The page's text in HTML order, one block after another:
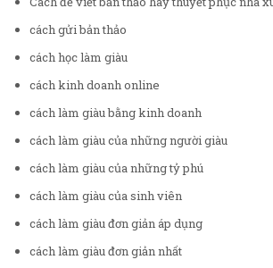
cách gửi bản thảo
cách học làm giàu
cách kinh doanh online
cách làm giàu bằng kinh doanh
cách làm giàu của những người giàu
cách làm giàu của những tỷ phú
cách làm giàu của sinh viên
cách làm giàu đơn giản áp dụng
cách làm giàu đơn giản nhất